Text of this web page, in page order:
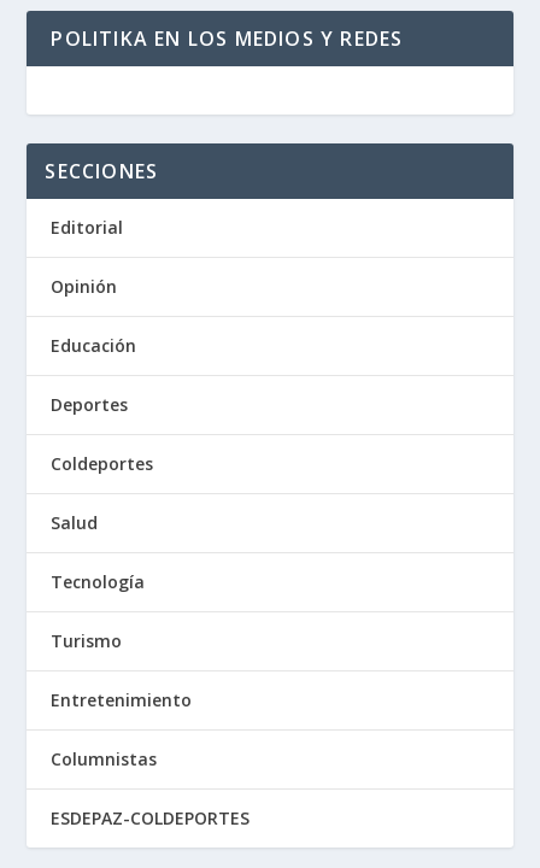
POLITIKA EN LOS MEDIOS Y REDES
SECCIONES
Editorial
Opinión
Educación
Deportes
Coldeportes
Salud
Tecnología
Turismo
Entretenimiento
Columnistas
ESDEPAZ-COLDEPORTES